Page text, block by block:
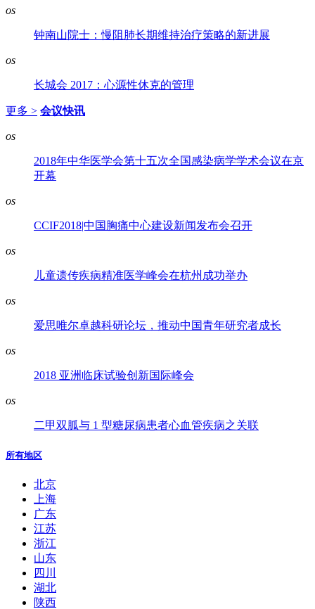
os
钟南山院士：慢阻肺长期维持治疗策略的新进展
os
长城会 2017：心源性休克的管理
更多 > 会议快讯
os
2018年中华医学会第十五次全国感染病学学术会议在京
开幕
os
CCIF2018|中国胸痛中心建设新闻发布会召开
os
儿童遗传疾病精准医学峰会在杭州成功举办
os
爱思唯尔卓越科研论坛，推动中国青年研究者成长
os
2018 亚洲临床试验创新国际峰会
os
二甲双胍与 1 型糖尿病患者心血管疾病之关联
所有地区
北京
上海
广东
江苏
浙江
山东
四川
湖北
陕西